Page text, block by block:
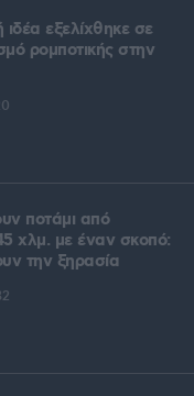
εξελίχθηκε σε
ρομποτικής στην
ποτάμι από
χλμ. με έναν σκοπό:
την ξηρασία